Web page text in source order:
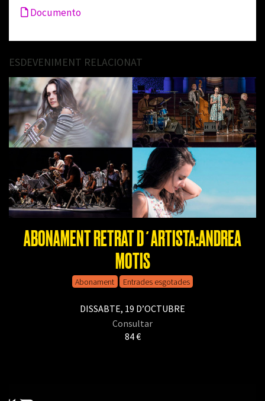
Documento
ESDEVENIMENT RELACIONAT
ABONAMENT RETRAT D´ARTISTA:ANDREA
MOTIS
Abonament Entrades esgotades
DISSABTE, 19 D’OCTUBRE
Consultar
84 €